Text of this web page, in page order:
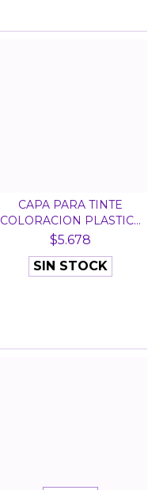
CAPA PARA TINTE
COLORACION PLASTICA
GRAN...
$5.678
SIN STOCK